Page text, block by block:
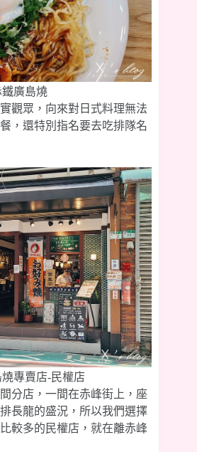
鐵廣島燒
觀眾，向來對日式料理無法
，還特別指名要去吃排隊名
專賣店-民權店
分店，一間在赤峰街上，座
長龍的盛況，所以我們選擇
較多的民權店，就在離赤峰